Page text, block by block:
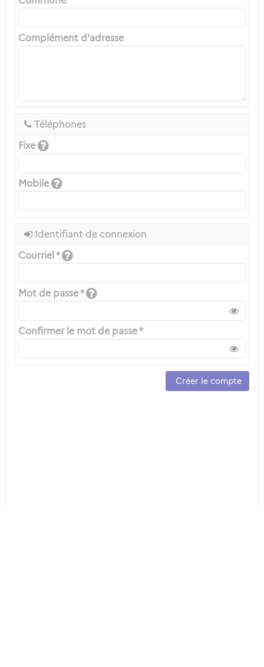
Complément d'adresse
Téléphones
Fixe
Mobile
Identifiant de connexion
Courriel *
Mot de passe *
Confirmer le mot de passe *
Créer le compte